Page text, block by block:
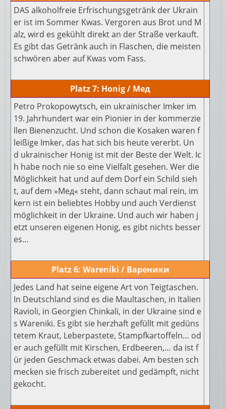
DAS alkoholfreie Erfrischungsgetränk der Ukrain
er ist im Sommer Kwas. Vergoren aus Brot und M
alz, wird es gekühlt direkt an der Straße verkauft.
Es gibt das Getränk auch in Flaschen, die meisten
schwören aber auf Kwas vom Fass.
Platz 7: Honig / Мед
Petro Prokopowytsch, ein ukrainischer Imker im
19. Jahrhundert war ein Pionier in der kommerzie
llen Bienenzucht. Und schon die Kosaken waren f
leißige Imker, das hat sich bis heute vererbt. Un
d ukrainischer Honig ist mit der Beste der Welt. Ic
h habe noch nie so eine Vielfalt gesehen. Wer die
Möglichkeit hat und auf dem Dorf ein Schild sieh
t, auf dem »Мед« steht, dann schaut mal rein, im
kern ist ein beliebtes Hobby und auch Verdienst
möglichkeit in der Ukraine. Und auch wir haben j
etzt unseren eigenen Honig, es gibt nichts besser
es…
Platz 6: Wareniki / Вареники
Jedes Land hat seine eigene Art von Teigtaschen.
In Deutschland sind es die Maultaschen, in Italien
Ravioli, in Georgien Chinkali, in der Ukraine sind e
s Wareniki. Es gibt sie herzhaft gefüllt mit gedüns
tetem Kraut, Leberpastete, Stampfkartoffeln… od
er auch gefüllt mit Kirschen, Erdbeeren,… da ist f
ür jeden Geschmack etwas dabei. Am besten sch
mecken sie frisch zubereitet und gedämpft, nicht
gekocht.